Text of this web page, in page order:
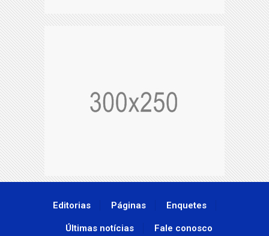
Editorias Páginas Enquetes
Últimas notícias Fale conosco